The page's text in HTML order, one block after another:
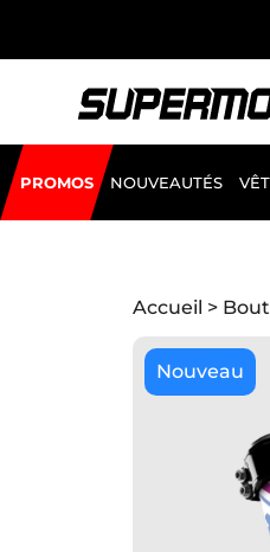
PROMOS NOUVEAUTÉS
Accueil >
Nouveau